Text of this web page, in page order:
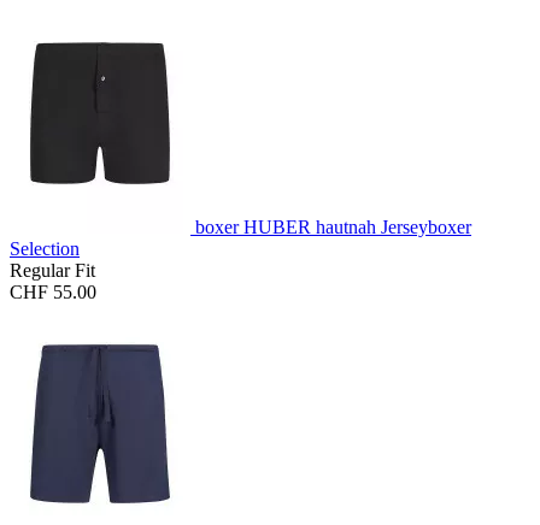
boxer HUBER hautnah Jerseyboxer
Selection
Regular Fit
CHF 55.00